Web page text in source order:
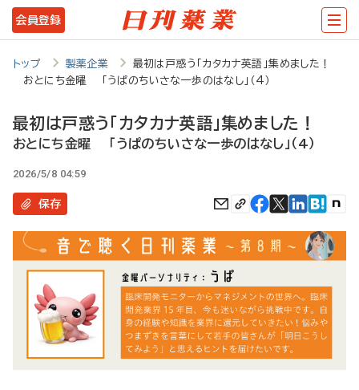
メ
イ
テ
ツ
に
会員登録
トップ 製薬企業
最初は戸惑う「カタカナ英語」集めました！
おとにち金曜 「うぱのちいさな一歩のはなし」（4）
最初は戸惑う「カタカナ英語」集めました！
おとにち金曜 「うぱのちいさな一歩のはなし」（4）
2026/5/8 04:59
保存